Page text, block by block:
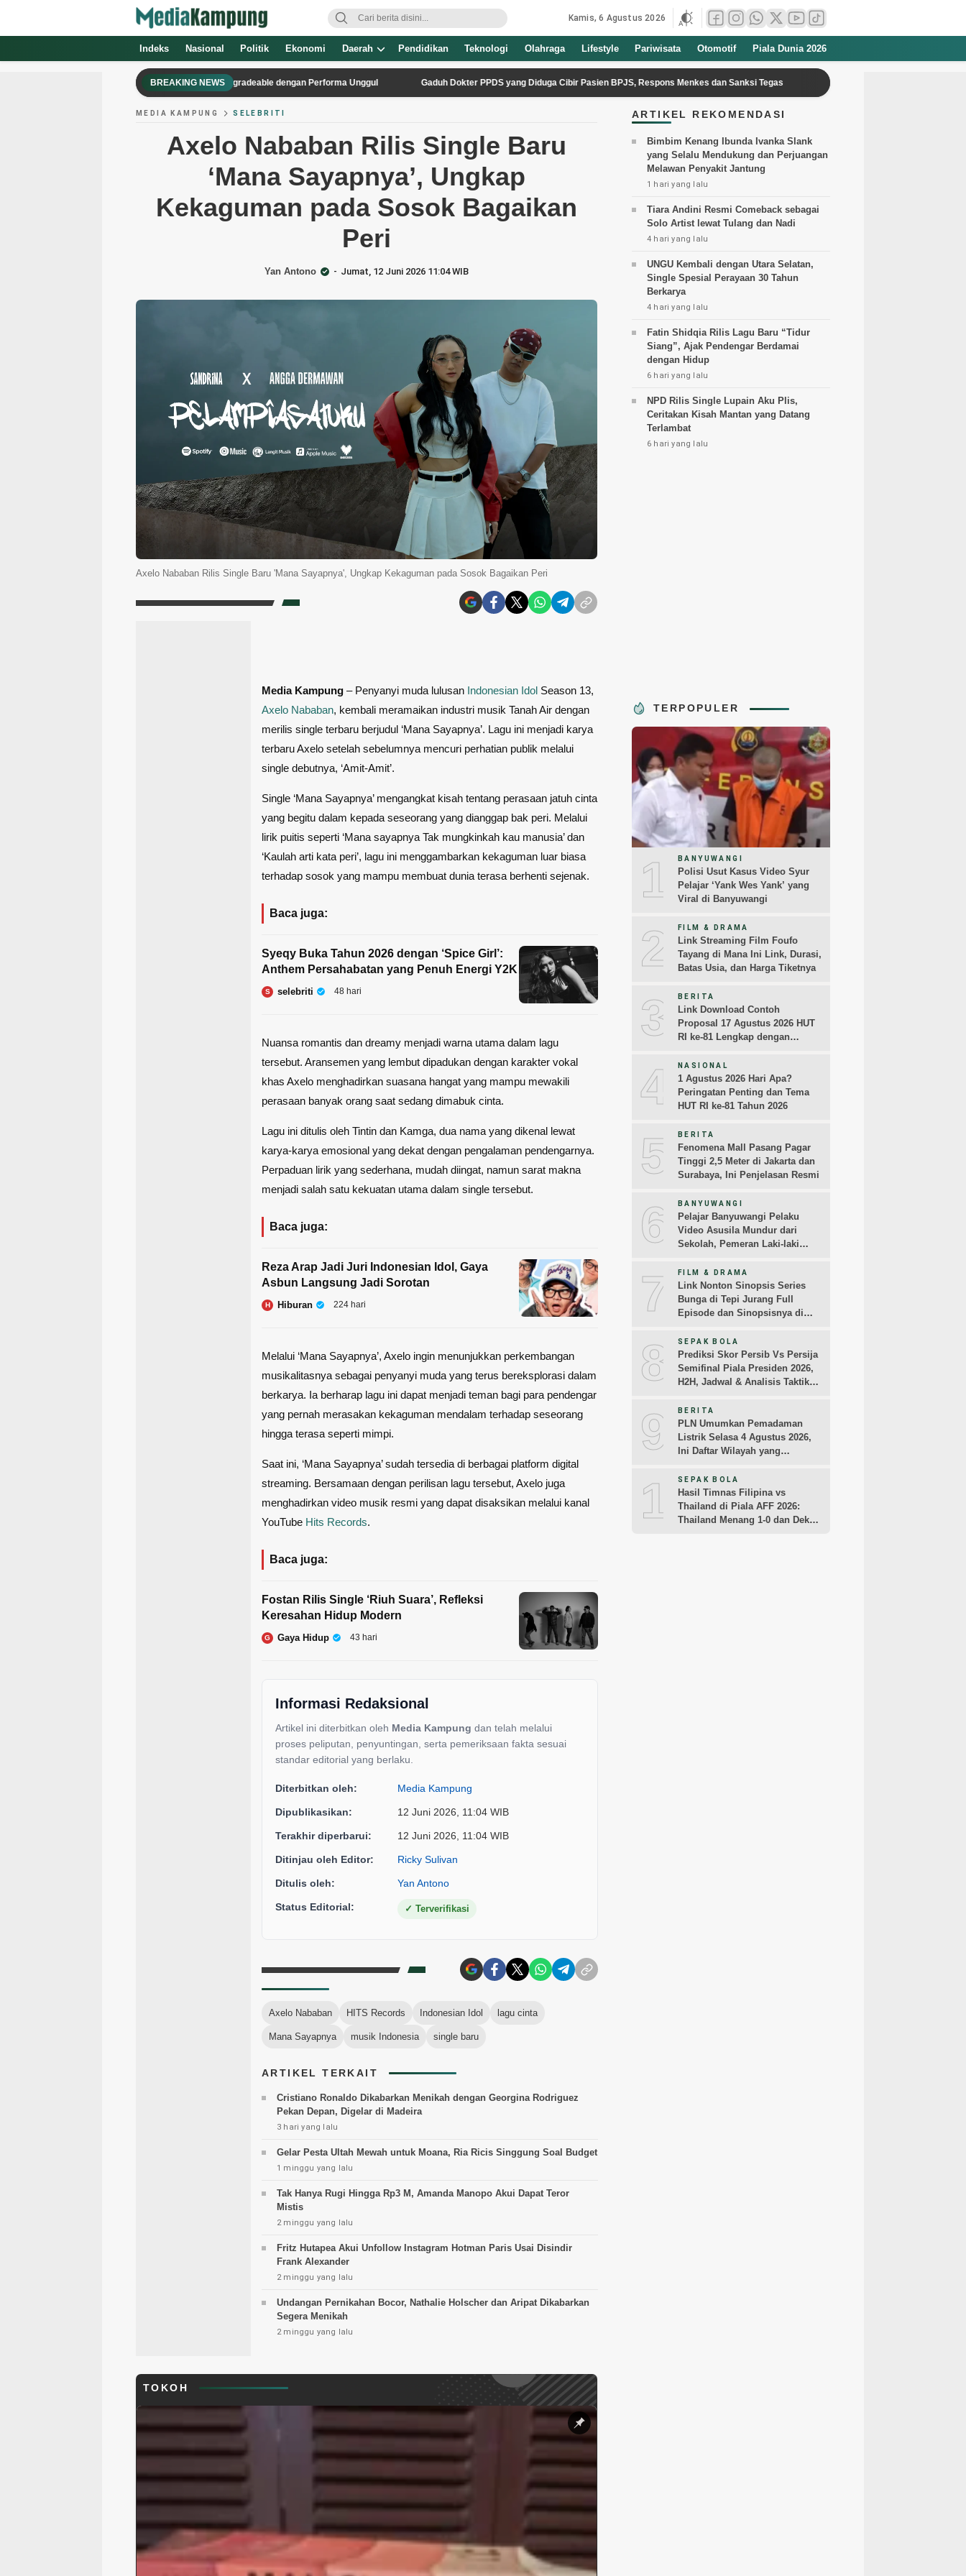
Kamis, 6 Agustus 2026
Indeks Nasional Politik Ekonomi Daerah Pendidikan Teknologi Olahraga Lifestyle Pariwisata Otomotif Piala Dunia 2026
BREAKING NEWS
Framework 13 Pro Review: Laptop Upgradeable dengan Performa Unggul Gaduh Dokter PPDS yang Diduga Cibir Pasien BPJS, Respons Menkes dan Sanksi Tegas Rodrigo Riquelme dan Performa Real Betis
MEDIA KAMPUNG SELEBRITI
Axelo Nababan Rilis Single Baru
‘Mana Sayapnya’, Ungkap
Kekaguman pada Sosok Bagaikan
Peri
Yan Antono Jumat, 12 Juni 2026 11:04 WIB
Axelo Nababan Rilis Single Baru 'Mana Sayapnya', Ungkap Kekaguman pada Sosok Bagaikan Peri
Media Kampung – Penyanyi muda lulusan Indonesian Idol Season 13,
Axelo Nababan, kembali meramaikan industri musik Tanah Air dengan
merilis single terbaru berjudul ‘Mana Sayapnya’. Lagu ini menjadi karya
terbaru Axelo setelah sebelumnya mencuri perhatian publik melalui
single debutnya, ‘Amit-Amit’.
Single ‘Mana Sayapnya’ mengangkat kisah tentang perasaan jatuh cinta
yang begitu dalam kepada seseorang yang dianggap bak peri. Melalui
lirik puitis seperti ‘Mana sayapnya Tak mungkinkah kau manusia’ dan
‘Kaulah arti kata peri’, lagu ini menggambarkan kekaguman luar biasa
terhadap sosok yang mampu membuat dunia terasa berhenti sejenak.
Baca juga:
Syeqy Buka Tahun 2026 dengan ‘Spice Girl’:
Anthem Persahabatan yang Penuh Energi Y2K
S selebriti 48 hari
Nuansa romantis dan dreamy menjadi warna utama dalam lagu
tersebut. Aransemen yang lembut dipadukan dengan karakter vokal
khas Axelo menghadirkan suasana hangat yang mampu mewakili
perasaan banyak orang saat sedang dimabuk cinta.
Lagu ini ditulis oleh Tintin dan Kamga, dua nama yang dikenal lewat
karya-karya emosional yang dekat dengan pengalaman pendengarnya.
Perpaduan lirik yang sederhana, mudah diingat, namun sarat makna
menjadi salah satu kekuatan utama dalam single tersebut.
Baca juga:
Reza Arap Jadi Juri Indonesian Idol, Gaya
Asbun Langsung Jadi Sorotan
H Hiburan 224 hari
Melalui ‘Mana Sayapnya’, Axelo ingin menunjukkan perkembangan
musikalitasnya sebagai penyanyi muda yang terus bereksplorasi dalam
berkarya. Ia berharap lagu ini dapat menjadi teman bagi para pendengar
yang pernah merasakan kekaguman mendalam terhadap seseorang
hingga terasa seperti mimpi.
Saat ini, ‘Mana Sayapnya’ sudah tersedia di berbagai platform digital
streaming. Bersamaan dengan perilisan lagu tersebut, Axelo juga
menghadirkan video musik resmi yang dapat disaksikan melalui kanal
YouTube Hits Records.
Baca juga:
Fostan Rilis Single ‘Riuh Suara’, Refleksi
Keresahan Hidup Modern
G Gaya Hidup 43 hari
Informasi Redaksional
Artikel ini diterbitkan oleh Media Kampung dan telah melalui
proses peliputan, penyuntingan, serta pemeriksaan fakta sesuai
standar editorial yang berlaku.
Diterbitkan oleh: Media Kampung
Dipublikasikan: 12 Juni 2026, 11:04 WIB
Terakhir diperbarui: 12 Juni 2026, 11:04 WIB
Ditinjau oleh Editor: Ricky Sulivan
Ditulis oleh: Yan Antono
Status Editorial: ✓ Terverifikasi
Axelo Nababan HITS Records Indonesian Idol lagu cinta
Mana Sayapnya musik Indonesia single baru
ARTIKEL TERKAIT
Cristiano Ronaldo Dikabarkan Menikah dengan Georgina Rodriguez
Pekan Depan, Digelar di Madeira
3 hari yang lalu
Gelar Pesta Ultah Mewah untuk Moana, Ria Ricis Singgung Soal Budget
1 minggu yang lalu
Tak Hanya Rugi Hingga Rp3 M, Amanda Manopo Akui Dapat Teror
Mistis
2 minggu yang lalu
Fritz Hutapea Akui Unfollow Instagram Hotman Paris Usai Disindir
Frank Alexander
2 minggu yang lalu
Undangan Pernikahan Bocor, Nathalie Holscher dan Aripat Dikabarkan
Segera Menikah
2 minggu yang lalu
TOKOH
ARTIKEL REKOMENDASI
Bimbim Kenang Ibunda Ivanka Slank
yang Selalu Mendukung dan Perjuangan
Melawan Penyakit Jantung
1 hari yang lalu
Tiara Andini Resmi Comeback sebagai
Solo Artist lewat Tulang dan Nadi
4 hari yang lalu
UNGU Kembali dengan Utara Selatan,
Single Spesial Perayaan 30 Tahun
Berkarya
4 hari yang lalu
Fatin Shidqia Rilis Lagu Baru “Tidur
Siang”, Ajak Pendengar Berdamai
dengan Hidup
6 hari yang lalu
NPD Rilis Single Lupain Aku Plis,
Ceritakan Kisah Mantan yang Datang
Terlambat
6 hari yang lalu
TERPOPULER
1 BANYUWANGI
Polisi Usut Kasus Video Syur
Pelajar ‘Yank Wes Yank’ yang
Viral di Banyuwangi
2 FILM & DRAMA
Link Streaming Film Foufo
Tayang di Mana Ini Link, Durasi,
Batas Usia, dan Harga Tiketnya
3 BERITA
Link Download Contoh
Proposal 17 Agustus 2026 HUT
RI ke-81 Lengkap dengan
4 NASIONAL
1 Agustus 2026 Hari Apa?
Peringatan Penting dan Tema
HUT RI ke-81 Tahun 2026
5 BERITA
Fenomena Mall Pasang Pagar
Tinggi 2,5 Meter di Jakarta dan
Surabaya, Ini Penjelasan Resmi
6 BANYUWANGI
Pelajar Banyuwangi Pelaku
Video Asusila Mundur dari
Sekolah, Pemeran Laki-laki
7 FILM & DRAMA
Link Nonton Sinopsis Series
Bunga di Tepi Jurang Full
Episode dan Sinopsisnya di
8 SEPAK BOLA
Prediksi Skor Persib Vs Persija
Semifinal Piala Presiden 2026,
H2H, Jadwal & Analisis Taktik
9 BERITA
PLN Umumkan Pemadaman
Listrik Selasa 4 Agustus 2026,
Ini Daftar Wilayah yang
10SEPAK BOLA
Hasil Timnas Filipina vs
Thailand di Piala AFF 2026:
Thailand Menang 1-0 dan Dekati